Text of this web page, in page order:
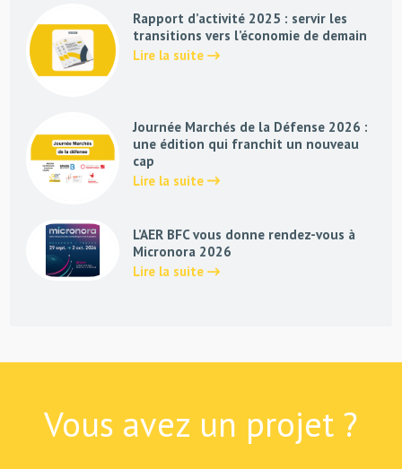
Rapport d’activité 2025 : servir les
transitions vers l’économie de demain
Lire la suite
Journée Marchés de la Défense 2026 :
une édition qui franchit un nouveau
cap
Lire la suite
L’AER BFC vous donne rendez-vous à
Micronora 2026
Lire la suite
Vous avez un projet ?